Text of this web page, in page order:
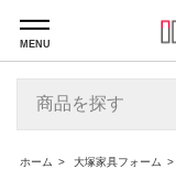
MENU
ホーム 大塚家具フォーム